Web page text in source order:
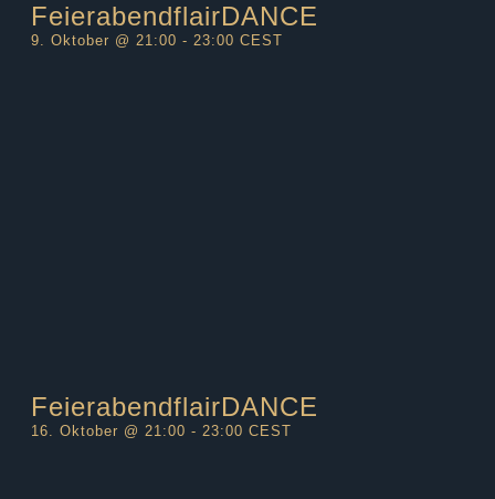
FeierabendflairDANCE
9. Oktober @ 21:00 -23:00 CEST
FeierabendflairDANCE
16. Oktober @ 21:00 -23:00 CEST